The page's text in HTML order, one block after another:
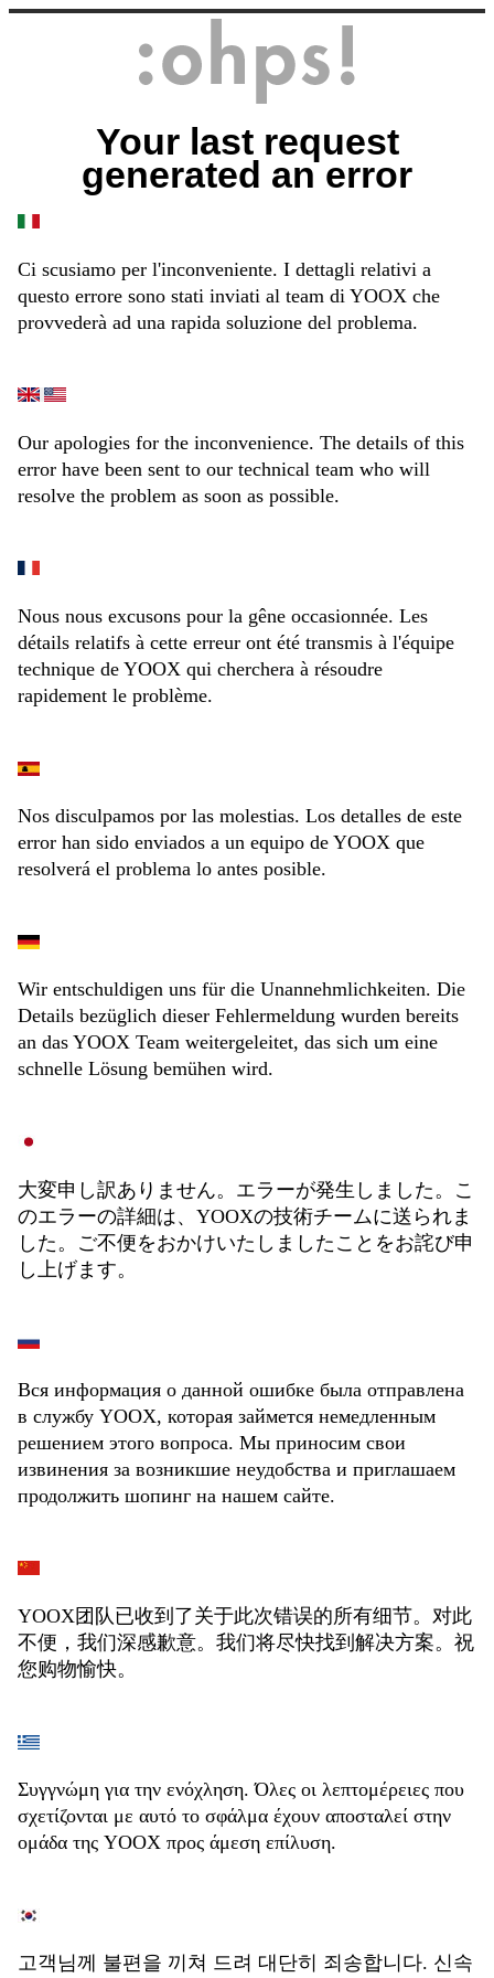
Your last request
generated an error
Ci scusiamo per l'inconveniente. I dettagli relativi a
questo errore sono stati inviati al team di YOOX che
provvederà ad una rapida soluzione del problema.
Our apologies for the inconvenience. The details of this
error have been sent to our technical team who will
resolve the problem as soon as possible.
Nous nous excusons pour la gêne occasionnée. Les
détails relatifs à cette erreur ont été transmis à l'équipe
technique de YOOX qui cherchera à résoudre
rapidement le problème.
Nos disculpamos por las molestias. Los detalles de este
error han sido enviados a un equipo de YOOX que
resolverá el problema lo antes posible.
Wir entschuldigen uns für die Unannehmlichkeiten. Die
Details bezüglich dieser Fehlermeldung wurden bereits
an das YOOX Team weitergeleitet, das sich um eine
schnelle Lösung bemühen wird.
大変申し訳ありません。エラーが発生しました。こ
のエラーの詳細は、YOOXの技術チームに送られま
した。ご不便をおかけいたしましたことをお詫び申
し上げます。
Вся информация о данной ошибке была отправлена
в службу YOOX, которая займется немедленным
решением этого вопроса. Мы приносим свои
извинения за возникшие неудобства и приглашаем
продолжить шопинг на нашем сайте.
YOOX团队已收到了关于此次错误的所有细节。对此
不便，我们深感歉意。我们将尽快找到解决方案。祝
您购物愉快。
Συγγνώμη για την ενόχληση. Όλες οι λεπτομέρειες που
σχετίζονται με αυτό το σφάλμα έχουν αποσταλεί στην
ομάδα της YOOX προς άμεση επίλυση.
고객님께 불편을 끼쳐 드려 대단히 죄송합니다. 신속